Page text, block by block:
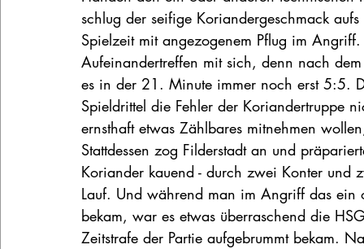
schlug der seifige Koriandergeschmack
Spielzeit mit angezogenem Pflug im
Aufeinandertreffen mit sich, denn nach
es in der 21. Minute immer noch erst 5:5.
Spieldrittel die Fehler der Koriandertruppe
ernsthaft etwas Zählbares mitnehmen
Stattdessen zog Filderstadt an und
Koriander kauend - durch zwei Konter und
Lauf. Und während man im Angriff das
bekam, war es etwas überraschend die
Zeitstrafe der Partie aufgebrummt bekam.